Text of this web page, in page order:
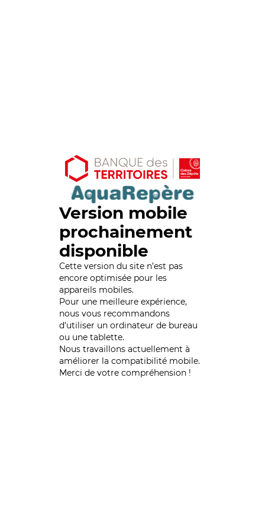
Version mobile
prochainement
disponible
Cette version du site n’est pas
encore optimisée pour les
appareils mobiles.
Pour une meilleure expérience,
nous vous recommandons
d'utiliser un ordinateur de bureau
ou une tablette.
Nous travaillons actuellement à
améliorer la compatibilité mobile.
Merci de votre compréhension !